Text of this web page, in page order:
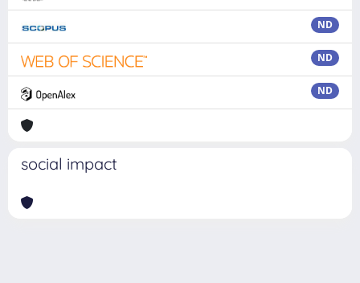
ND
ND
ND
social impact